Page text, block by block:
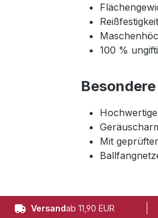
100 %
Mit
Versandab 11,90 EUR